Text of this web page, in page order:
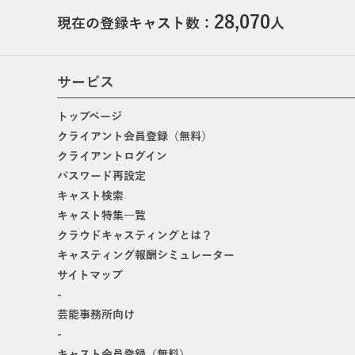
現在の登録キャスト数： 28,070人
サービス
トップページ
クライアント会員登録（無料）
クライアントログイン
パスワード再設定
キャスト検索
キャスト特集一覧
クラウドキャスティングとは？
キャスティング報酬シミュレーター
サイトマップ
-
芸能事務所向け
-